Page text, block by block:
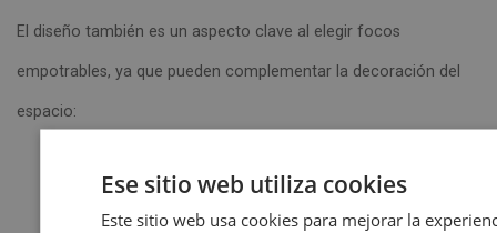
El diseño también es un aspecto clave al elegir focos
empotrables, ya que pueden complementar la decoración del
espacio:
común, perfecto para cualquier estilo decorativo.
Ese sitio web utiliza cookies
Este sitio web usa cookies para mejorar la